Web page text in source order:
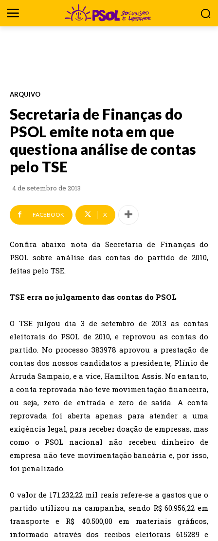
ARQUIVO
Secretaria de Finanças do
PSOL emite nota em que
questiona análise de contas
pelo TSE
4 de setembro de 2013
FACEBOOK X
Confira abaixo nota da Secretaria de Finanças do
PSOL sobre análise das contas do partido de 2010,
feitas pelo TSE.
TSE erra no julgamento das contas do PSOL
O TSE julgou dia 3 de setembro de 2013 as contas
eleitorais do PSOL de 2010, e reprovou as contas do
partido. No processo 383978 aprovou a prestação de
contas dos nossos candidatos a presidente, Plínio de
Arruda Sampaio, e a vice, Hamilton Assis. No entanto,
a conta reprovada não teve movimentação financeira,
ou seja, zero de entrada e zero de saída. A conta
reprovada foi aberta apenas para atender a uma
exigência legal, para receber doação de empresas, mas
como o PSOL nacional não recebeu dinheiro de
empresa não teve movimentação bancária e, por isso,
foi penalizado.
O valor de 171.232,22 mil reais refere-se a gastos que o
partido utilizou na campanha, sendo R$ 60.956,22 em
transporte e R$ 40.500,00 em materiais gráficos,
informado através dos recibos eleitorais 615289 e